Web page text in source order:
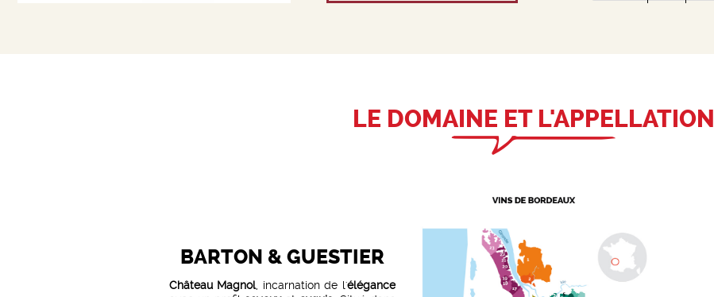
LE DOMAINE ET L'APPELLATION
BARTON & GUESTIER
Château Magnol, incarnation de l'élégance